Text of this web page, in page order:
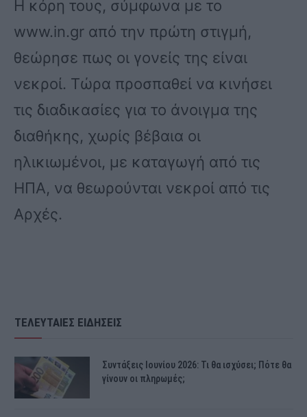
Η κόρη τους, σύμφωνα με το
www.in.gr από την πρώτη στιγμή,
θεώρησε πως οι γονείς της είναι
νεκροί. Τώρα προσπαθεί να κινήσει
τις διαδικασίες για το άνοιγμα της
διαθήκης, χωρίς βέβαια οι
ηλικιωμένοι, με καταγωγή από τις
ΗΠΑ, να θεωρούνται νεκροί από τις
Αρχές.
ΤΕΛΕΥΤΑΙΕΣ ΕΙΔΗΣΕΙΣ
Συντάξεις Ιουνίου 2026: Τι θα ισχύσει; Πότε θα
γίνουν οι πληρωμές;